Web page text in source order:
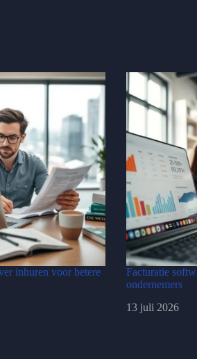
inhuren voor betere
Facturatie
ondernemers
13 juli 2026